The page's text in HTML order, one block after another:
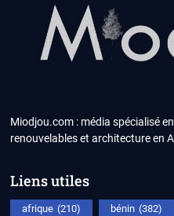
Miodjou.com : média spécialisé
renouvelables et architecture en
Liens utiles
afrique (210) bénin (382)